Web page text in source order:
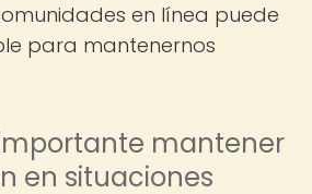
en línea puede
para mantenernos
mantener
en situaciones